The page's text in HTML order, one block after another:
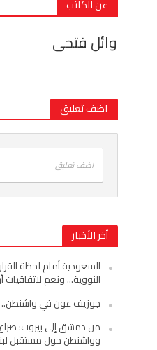
عن الكاتب
وائل فتحى
اضف تعليق
اضف تعليق
أخر الأخبار
السعودية أمام لحظة
النووية… ونعم لاتفاقيات
جوزيف عون في واشنطن..
من دمشق إلى بيروت:
وواشنطن حول مستقبل